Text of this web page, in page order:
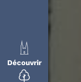
Découvrir